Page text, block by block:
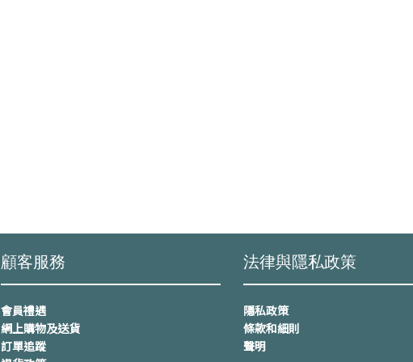
顧客服務
會員禮遇
網上購物及送貨
訂單追蹤
法律與隱私政策
隱私政策
條款和細則
聲明